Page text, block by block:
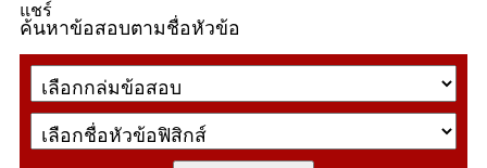
แชร์
ค้นหาข้อสอบตามชื่อหัวข้อ